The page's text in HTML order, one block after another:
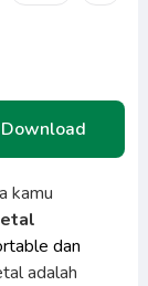
kamu
dan
adalah